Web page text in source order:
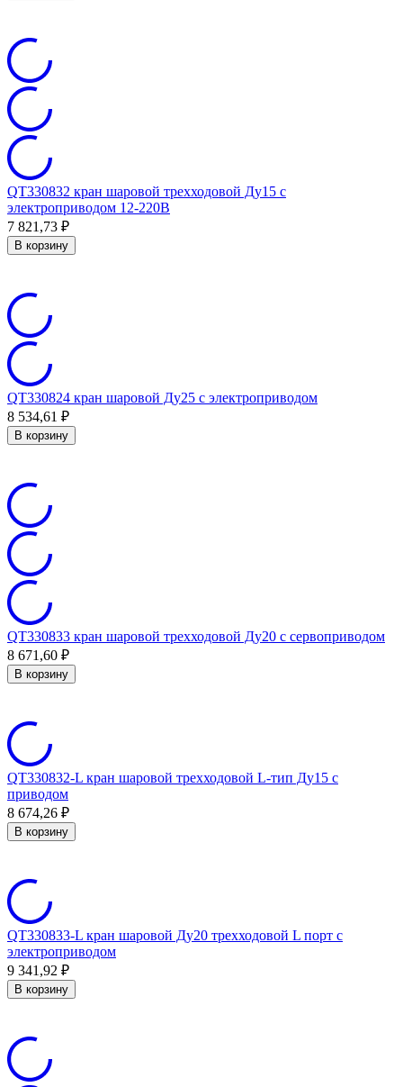
QT330832 кран шаровой трехходовой Ду15 с
электроприводом 12-220В
7 821,73 ₽
В корзину
QT330824 кран шаровой Ду25 с электроприводом
8 534,61 ₽
В корзину
QT330833 кран шаровой трехходовой Ду20 с сервоприводом
8 671,60 ₽
В корзину
QT330832-L кран шаровой трехходовой L-тип Ду15 с
приводом
8 674,26 ₽
В корзину
QT330833-L кран шаровой Ду20 трехходовой L порт с
электроприводом
9 341,92 ₽
В корзину